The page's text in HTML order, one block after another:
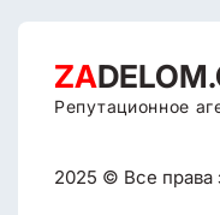
ZA
Репутационное
2025 © Все